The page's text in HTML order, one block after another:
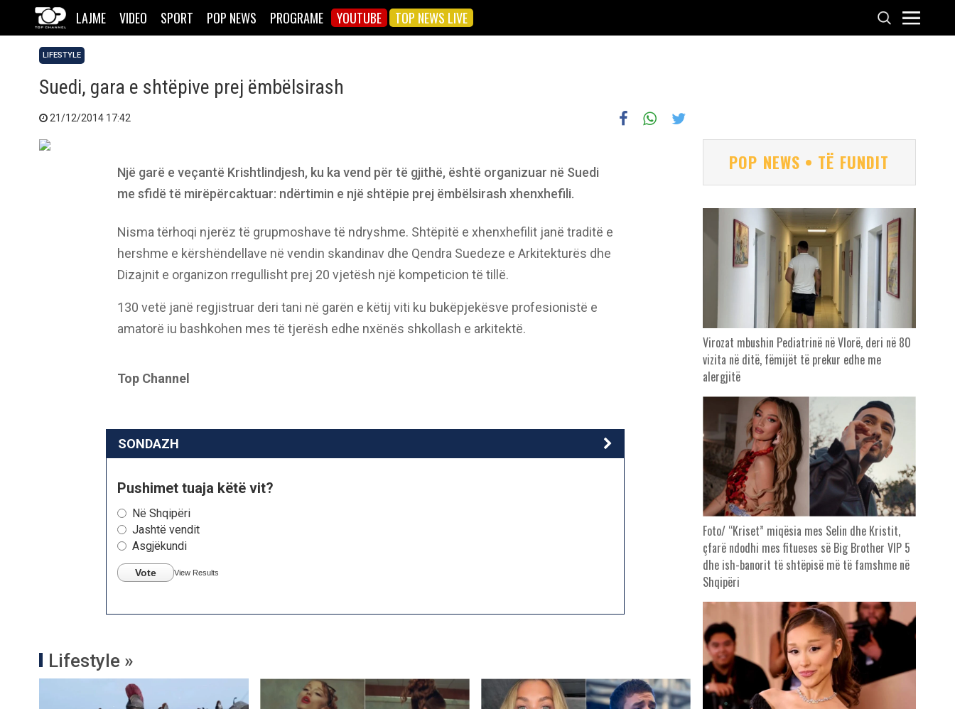
LAJME VIDEO SPORT POP NEWS PROGRAME YOUTUBE TOP NEWS LIVE
LIFESTYLE
Suedi, gara e shtëpive prej ëmbëlsirash
21/12/2014 17:42
Një garë e veçantë Krishtlindjesh, ku ka vend për të gjithë, është organizuar në Suedi
me sfidë të mirëpërcaktuar: ndërtimin e një shtëpie prej ëmbëlsirash xhenxhefili.
Nisma tërhoqi njerëz të grupmoshave të ndryshme. Shtëpitë e xhenxhefilit janë traditë e
hershme e kërshëndellave në vendin skandinav dhe Qendra Suedeze e Arkitekturës dhe
Dizajnit e organizon rregullisht prej 20 vjetësh një kompeticion të tillë.
130 vetë janë regjistruar deri tani në garën e këtij viti ku bukëpjekësve profesionistë e
amatorë iu bashkohen mes të tjerësh edhe nxënës shkollash e arkitektë.
Top Channel
SONDAZH
Pushimet tuaja këtë vit?
Në Shqipëri
Jashtë vendit
Asgjëkundi
Vote View Results
Lifestyle »
POP NEWS • TË FUNDIT
Virozat mbushin Pediatrinë në Vlorë, deri në 80
vizita në ditë, fëmijët të prekur edhe me
alergjitë
Foto/ “Kriset” miqësia mes Selin dhe Kristit,
çfarë ndodhi mes fitueses së Big Brother VIP 5
dhe ish-banorit të shtëpisë më të famshme në
Shqipëri